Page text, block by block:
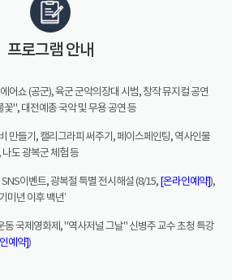
프로그램 안내
어쇼 (공군), 육군 군악의장대 시범, 창작 뮤지컬 공연
꽃", 대전예총 국악 및 무용 공연 등
만들기, 캘리그라피 써주기, 페이스페인팅, 역사인물
도 광복군 체험 등
이벤트, 광복절 특별 전시해설 (8/15, [온라인예약] ),
미년 이후 백년’
동 국제영화제, "역사저널 그날" 신병주 교수 초청 특강
예약] )